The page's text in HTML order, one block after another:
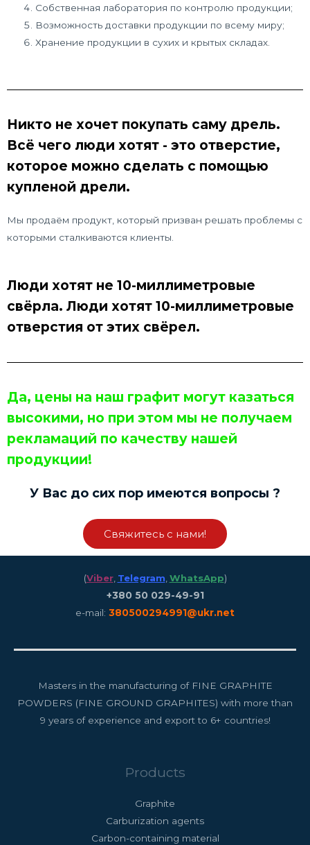
Собственная лаборатория по контролю продукции;
Возможность доставки продукции по всему миру;
Хранение продукции в сухих и крытых складах.
Никто не хочет покупать саму дрель.
Всё чего люди хотят - это отверстие,
которое можно сделать с помощью
купленой дрели.
Мы продаём продукт, который призван решать проблемы с
которыми сталкиваются клиенты.
Люди хотят не 10-миллиметровые
свёрла. Люди хотят 10-миллиметровые
отверстия от этих свёрел.
Да, цены на наш графит могут казаться
высокими, но при этом мы не получаем
рекламаций по качеству нашей
продукции!
У Вас до сих пор имеются вопросы ?
Свяжитесь с нами!
(Viber, Telegram,WhatsApp)
+380 50 029-49-91
e-mail: 380500294991@ukr.net
Masters in the manufacturing of FINE GRAPHITE
POWDERS (FINE GROUND GRAPHITES) with more than
9 years of experience and export to 6+ countries!
Products
Graphite
Carburization agents
Carbon-containing material